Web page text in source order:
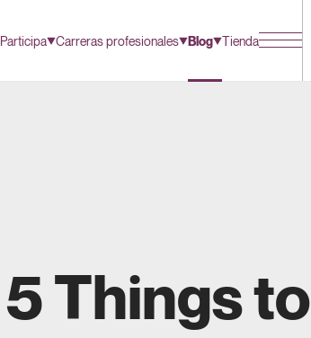
Participa Carreras profesionales Blog Tienda
5 Things to